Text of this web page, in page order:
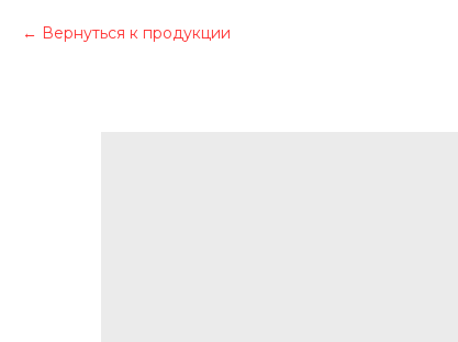
Вернуться к продукции